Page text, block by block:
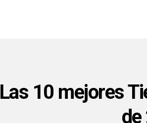
Las 10 mejores